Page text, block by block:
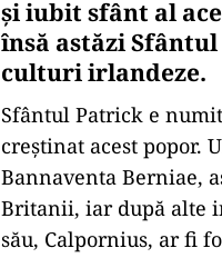
şi iubit sfânt al
însă astăzi
culturi irlandeze.
Sfântul Patrick e
creştinat acest popor.
Bannaventa Berniae,
Britanii, iar după alte
său, Calpornius, ar fi